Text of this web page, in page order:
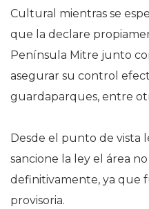
Cultural mientras se
que la declare
Península Mitre junto
asegurar su control
guardaparques, entre
Desde el punto de vista
sancione la ley el área
definitivamente, ya que
provisoria.